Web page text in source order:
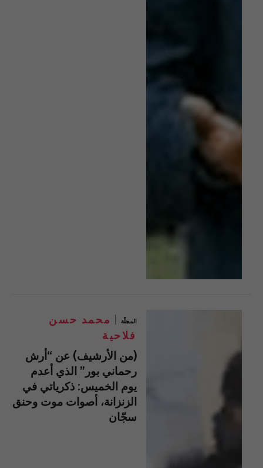
المجلّة
محمد حسن
فلاحية
(من الأرشيف) عن “أرش
رحماني بور” الذي أعدم
يوم الخميس: ذكرياتي في
الزنزانة، أصوات موت وحنق
سجّان